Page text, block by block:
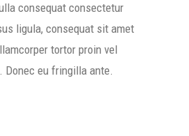
consequat consectetur
ligula, consequat sit amet
tortor proin vel
Donec eu fringilla ante.